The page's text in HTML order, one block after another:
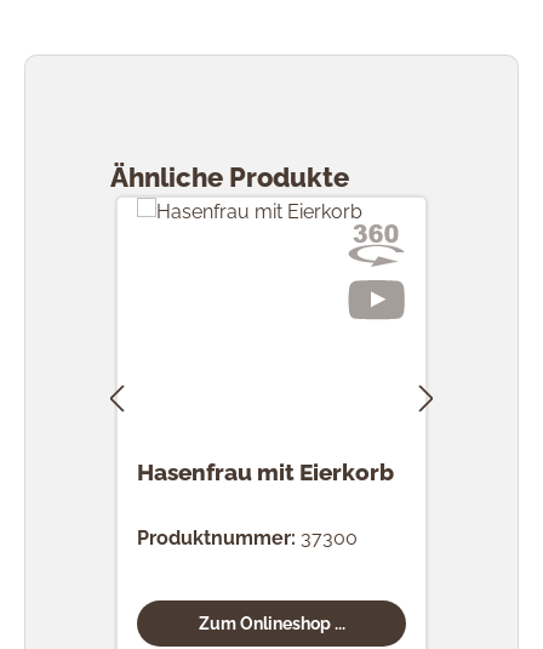
Ähnliche Produkte
Hasenfrau mit Eierkorb
Produktnummer: 37300
Zum Onlineshop ...